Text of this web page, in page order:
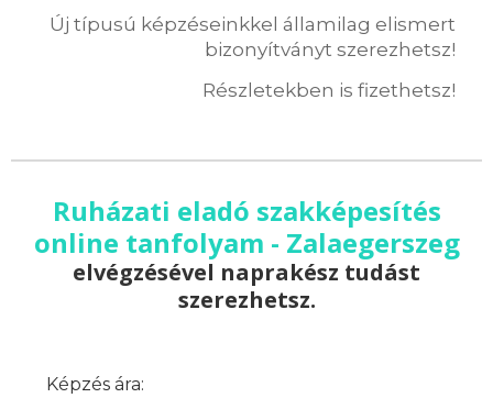
Új típusú képzéseinkkel államilag elismert
bizonyítványt szerezhetsz!
Részletekben is fizethetsz!
Ruházati eladó szakképesítés
online tanfolyam - Zalaegerszeg
elvégzésével naprakész tudást
szerezhetsz.
Képzés ára: